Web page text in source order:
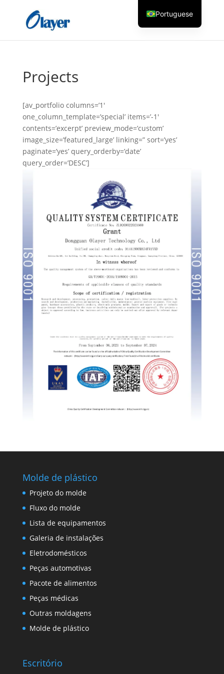
Projects
[av_portfolio columns=’1′
one_column_template=’special’ items=’-1′
contents=’excerpt’ preview_mode=’custom’
image_size=’featured_large’ linking=” sort=’yes’
paginate=’yes’ query_orderby=’date’
query_order=’DESC’]
Molde de plástico
Projeto do molde
Fluxo do molde
Lista de equipamentos
Galeria de instalações
Eletrodomésticos
Peças automotivas
Pacote de alimentos
Peças médicas
Outras moldagens
Molde de plástico
Escritório
Portuguese
English
Spanish
Italian
Finnish
Turkish
Swedish